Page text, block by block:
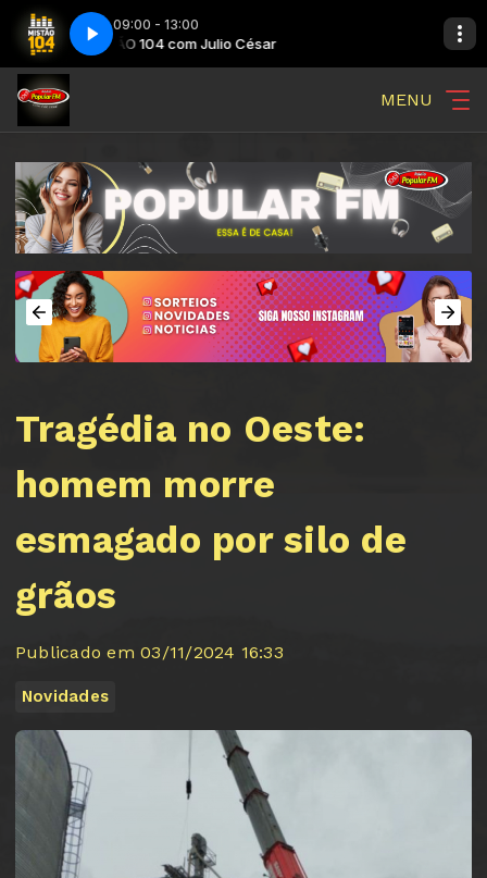
09:00 - 13:00
MISTÃO 104 com Julio César MISTÃO 104
MENU
Tragédia no Oeste:
homem morre
esmagado por silo de
grãos
Publicado em 03/11/2024 16:33
Novidades